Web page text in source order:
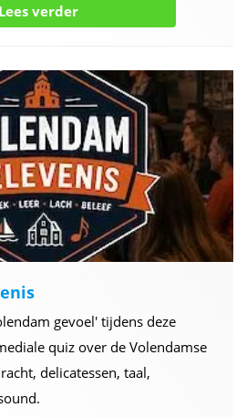
Lees verder
gevoel' tijdens deze
quiz over de Volendamse
delicatessen, taal,